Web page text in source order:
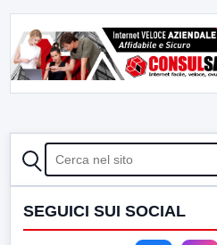
CERCA
SEGUICI SUI SOCIAL